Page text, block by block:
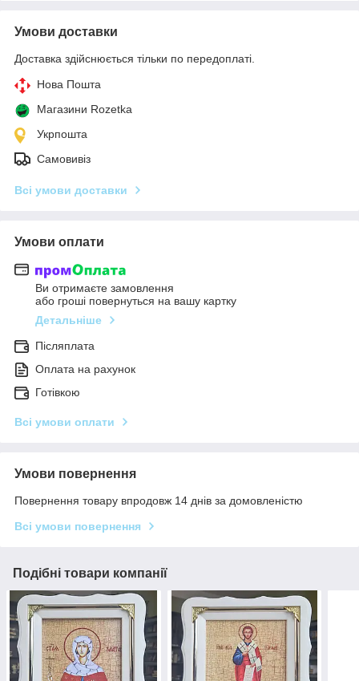
Умови доставки
Доставка здійснюється тільки по передоплаті.
Нова Пошта
Магазини Rozetka
Укрпошта
Самовивіз
Всі умови доставки
Умови оплати
Ви отримаєте замовлення
або гроші повернуться на вашу картку
Детальніше
Післяплата
Оплата на рахунок
Готівкою
Всі умови оплати
Умови повернення
Повернення товару впродовж 14 днів за домовленістю
Всі умови повернення
Подібні товари компанії